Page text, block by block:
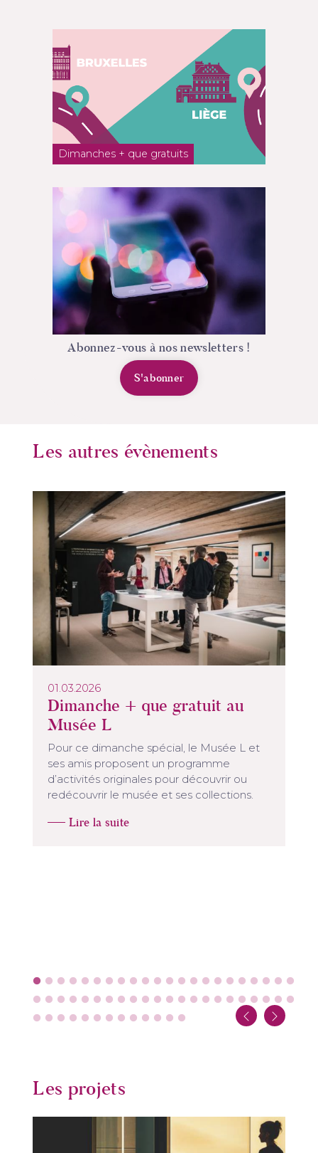
Dimanches + que gratuits
Abonnez-vous à nos newsletters !
S'abonner
Les autres évènements
01.03.2026
Dimanche + que gratuit au
Musée L
Pour ce dimanche spécial, le Musée L et
ses amis proposent un programme
d’activités originales pour découvrir ou
redécouvrir le musée et ses collections.
Lire la suite
Les projets